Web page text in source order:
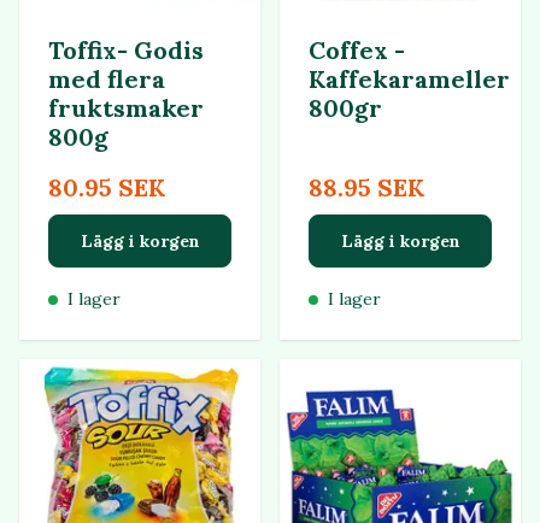
Toffix- Godis
med flera
fruktsmaker
800g
80.95 SEK
Lägg i korgen
I lager
Coffex -
Kaffekarameller
800gr
88.95 SEK
Lägg i korgen
I lager